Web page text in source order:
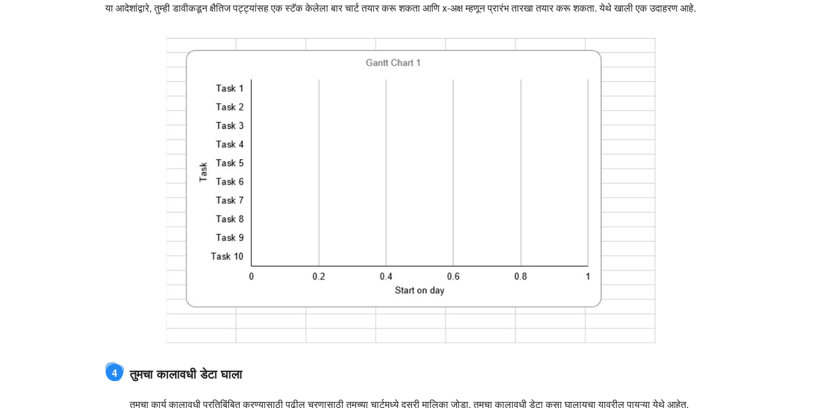
या आदेशांद्वारे, तुम्ही डावीकडून क्षैतिज पट्ट्यांसह एक स्टॅक केलेला बार चार्ट तयार करू शकता आणि x-अक्ष म्हणून प्रारंभ तारखा तयार करू शकता. येथे खाली एक उदाहरण आहे.
4 तुमचा कालावधी डेटा घाला
तुमचा कार्य कालावधी प्रतिबिंबित करण्यासाठी पुढील चरणासाठी तुमच्या चार्टमध्ये दुसरी मालिका जोडा. तुमचा कालावधी डेटा कसा घालायचा यावरील पायऱ्या येथे आहेत.